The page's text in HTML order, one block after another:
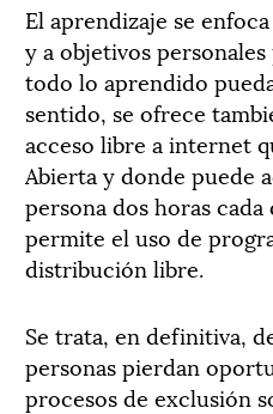
El aprendizaje se
y a objetivos
todo lo aprendido
sentido, se ofrece
acceso libre a internet
Abierta y donde puede
persona dos horas cada
permite el uso de
distribución libre.
Se trata, en definitiva,
personas pierdan
procesos de exclusión